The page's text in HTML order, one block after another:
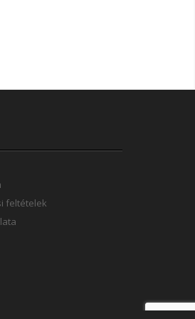
feltételek